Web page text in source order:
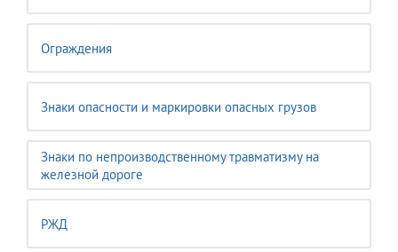
Ограждения
Знаки опасности и маркировки опасных грузов
Знаки по непроизводственному травматизму на
железной дороге
РЖД